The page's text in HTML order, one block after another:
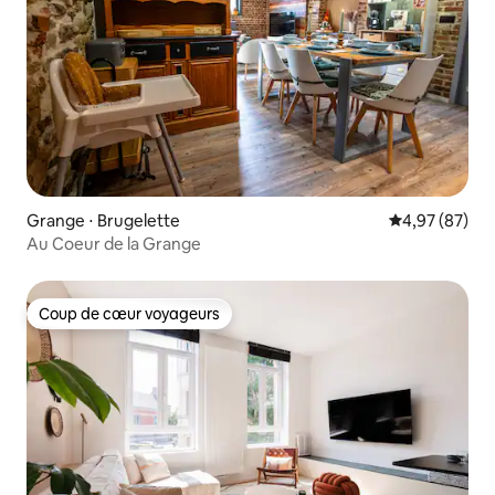
Grange ⋅ Brugelette Évaluation
4,97 (87)
Au Coeur de la Grange
Coup de cœur voyageurs
Coup de cœur voyageurs